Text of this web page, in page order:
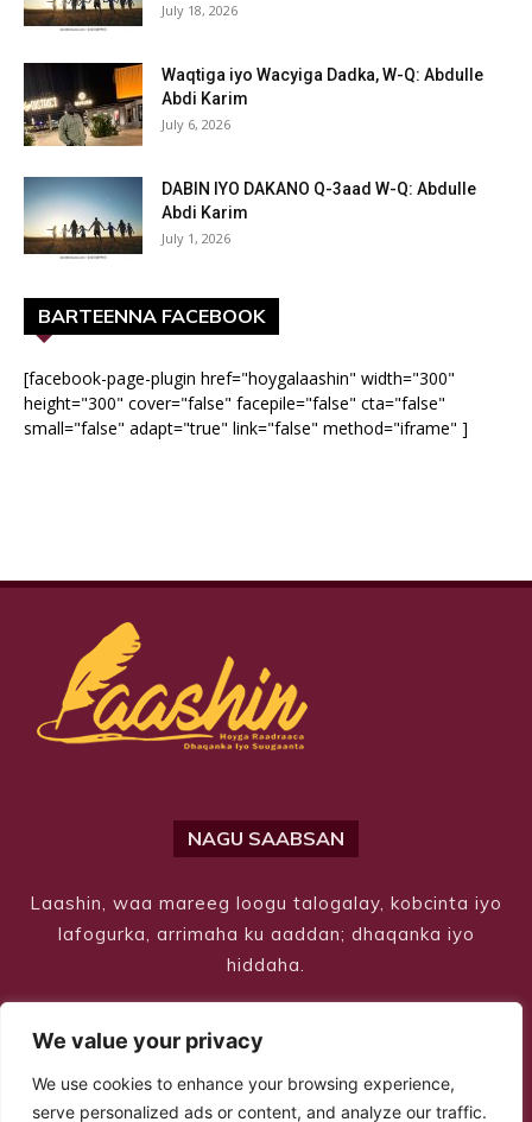
We value your privacy
We use cookies to enhance your browsing experience,
serve personalized ads or content, and analyze our traffic.
July 18, 2026
Waqtiga iyo Wacyiga Dadka, W-Q: Abdulle
Abdi Karim
July 6, 2026
DABIN IYO DAKANO Q-3aad W-Q: Abdulle
Abdi Karim
July 1, 2026
BARTEENNA FACEBOOK
[facebook-page-plugin href="hoygalaashin" width="300"
height="300" cover="false" facepile="false" cta="false"
small="false" adapt="true" link="false" method="iframe" ]
NAGU SAABSAN
Laashin, waa mareeg loogu talogalay, kobcinta iyo
lafogurka, arrimaha ku aaddan; dhaqanka iyo
hiddaha.